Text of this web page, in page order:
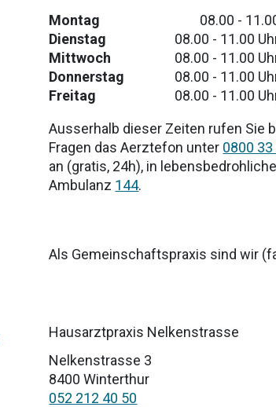
Montag 08.00 -
Dienstag
08.00 - 11.00
Mittwoch
08.00 - 11.00
Donnerstag
08.00 - 11.00
Freitag
08.00 - 11.00
Ausserhalb dieser Zeiten rufen Sie
Fragen das Aerztefon unter 0800
an (gratis, 24h), in
Ambulanz 144.
Als Gemeinschaftspraxis sind wir
Hausarztpraxis Nelkenstrasse
Nelkenstrasse 3
8400 Winterthur
052 212 40 50